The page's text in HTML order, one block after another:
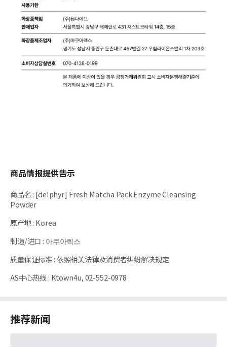
商品情报提供告示
商品名: [delphyr] Fresh Matcha Pack Enzyme Cleansing
Powder
原产地: Korea
制造/进口 : 아쿠아렉스
质量保证标准:依照相关法律及消费者纠纷解决规定
AS中心热线: Ktown4u, 02-552-0978
推荐新闻